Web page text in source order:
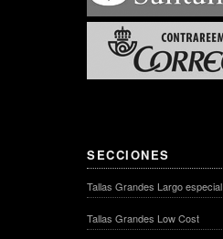
SECCIONES
Tallas Grandes Largo especial
Tallas Grandes Low Cost